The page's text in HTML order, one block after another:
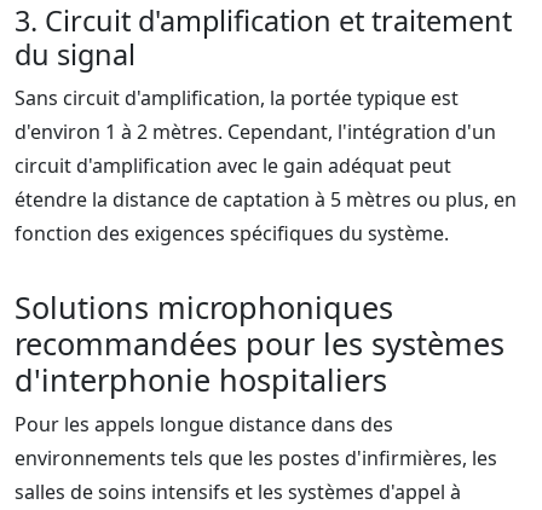
3. Circuit d'amplification et traitement
du signal
Sans circuit d'amplification, la portée typique est
d'environ 1 à 2 mètres. Cependant, l'intégration d'un
circuit d'amplification avec le gain adéquat peut
étendre la distance de captation à 5 mètres ou plus, en
fonction des exigences spécifiques du système.
Solutions microphoniques
recommandées pour les systèmes
d'interphonie hospitaliers
Pour les appels longue distance dans des
environnements tels que les postes d'infirmières, les
salles de soins intensifs et les systèmes d'appel à